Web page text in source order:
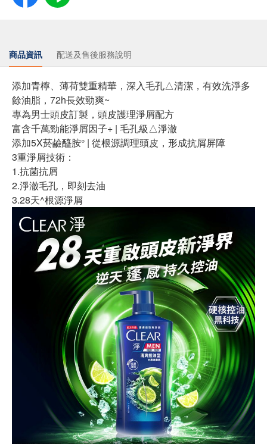
商品資訊 配送及售後服務說明
添加青檸、薄荷雙重精華，深入毛孔△清潔，有效洗淨多
餘油脂，72h長效勁爽~
專為男士頭皮訂製，頭皮護理淨屑配方
富含千萬勁能淨屑因子+ | 毛孔級△淨澈
添加5X菸鹼醯胺° | 從根源調理頭皮，形成抗屑屏障
3重淨屑技術：
1.抗菌抗屑
2.淨澈毛孔，即刻去油
3.28天^根源淨屑